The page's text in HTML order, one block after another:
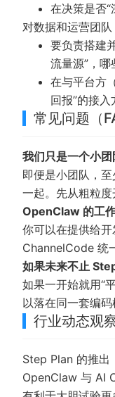
在决策是否
对数据和运营团队
要负责搭建
流量源”，哪
在与平台方
回报”的接入
常见问题（
我们只是一个小
即便是小团队，
一起。先从粗粒度
OpenClaw 的工
你可以在提供给
ChannelCode 统
如果未来不止
如果一开始就用“
以落在同一套编
行业动态观
Step Plan 的推出
OpenClaw 与 AI